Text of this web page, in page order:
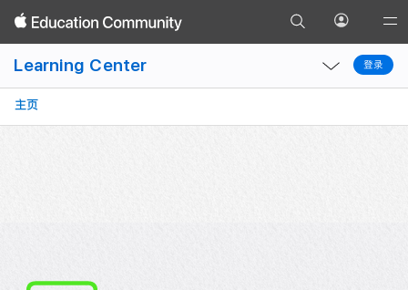
前
往
索”
打
开
“个
人
回
登录
Nav
Learning Center
Local
Nav
Menu
Local
Nav
Menu
登录
主页
项目概览 在 Keynote 讲演中进行 添加形状并设置格式